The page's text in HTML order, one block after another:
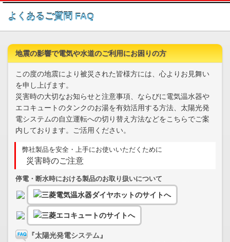
このページの本文へ
よくあるご質問 FAQ
地震の影響で電気や水道のご利用にお困りの方
この度の地震により被災された皆様方には、心よりお見舞い
を申し上げます。
災害時の大切なお知らせと注意事項、ならびに電気温水器や
エコキュートのタンクのお湯を有効活用する方法、太陽光発
電システムの自立運転への切り替え方法などをこちらでご案
内しております。ご活用ください。
弊社製品を安全・上手にお使いいただくために
災害時のご注意
停電・断水時における製品のお取り扱いについて
『太陽光発電システム』